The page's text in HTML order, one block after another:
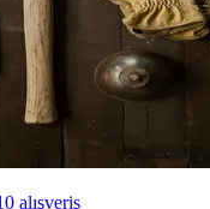
alışveriş